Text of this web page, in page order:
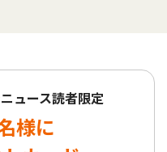
ュース読者限定
様に